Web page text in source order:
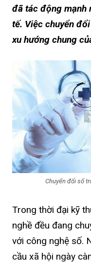
đã tác động mạnh
tế. Việc chuyển
xu hướng chung
Chuyển đổi số
Trong thời đại kỹ
nghề đều đang
với công nghệ số.
cầu xã hội ngày